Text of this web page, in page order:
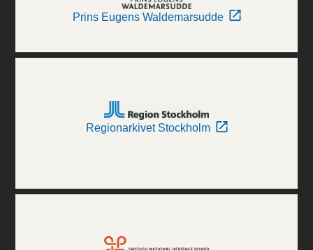
Prins Eugens Waldemarsudde
Regionarkivet Stockholm